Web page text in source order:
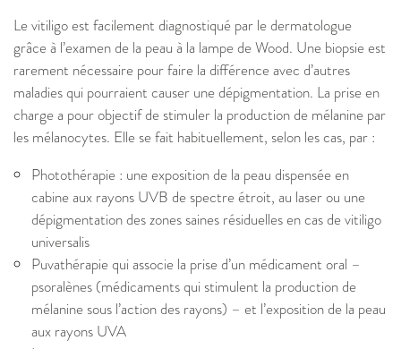
Le vitiligo est facilement diagnostiqué par le dermatologue
grâce à l’examen de la peau à la lampe de Wood. Une biopsie est
rarement nécessaire pour faire la différence avec d’autres
maladies qui pourraient causer une dépigmentation. La prise en
charge a pour objectif de stimuler la production de mélanine par
les mélanocytes. Elle se fait habituellement, selon les cas, par :
Photothérapie : une exposition de la peau dispensée en
cabine aux rayons UVB de spectre étroit, au laser ou une
dépigmentation des zones saines résiduelles en cas de vitiligo
universalis
Puvathérapie qui associe la prise d’un médicament oral –
psoralènes (médicaments qui stimulent la production de
mélanine sous l’action des rayons) – et l’exposition de la peau
aux rayons UVA